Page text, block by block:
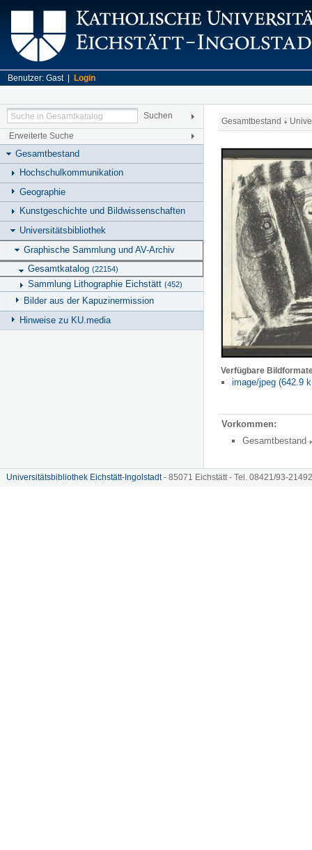
Benutzer: Gast | Login
Erweiterte Suche
Gesamtbestand
Hochschulkommunikation
Geographie
Kunstgeschichte und Bildwissenschaften
Universitätsbibliothek
Graphische Sammlung und AV-Archiv
Gesamtkatalog (22154)
Sammlung Lithographie Eichstätt (452)
Bilder aus der Kapuzinermission
Hinweise zu KU.media
Gesamtbestand
Verfügbare
image/jpeg (642.9
Vorkommen:
Gesamtbestand
Universitätsbibliothek Eichstätt-Ingolstadt- 85071 Eichstätt - Tel. 08421/93-